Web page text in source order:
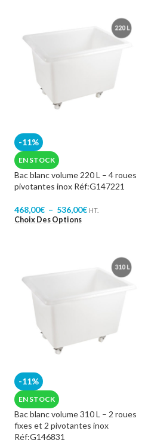
-11%
EN STOCK
Bac blanc volume 220 L – 4 roues
pivotantes inox Réf:G147221
468,00€ – 536,00€ HT.
Choix Des Options
-11%
EN STOCK
Bac blanc volume 310 L – 2 roues
fixes et 2 pivotantes inox
Réf:G146831